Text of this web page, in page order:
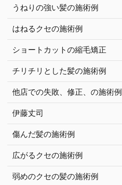
うねりの強い髪の施術例
はねるクセの施術例
ショートカットの縮毛矯正
チリチリとした髪の施術例
他店での失敗、修正、の施術例
伊藤丈司
傷んだ髪の施術例
広がるクセの施術例
弱めのクセの髪の施術例